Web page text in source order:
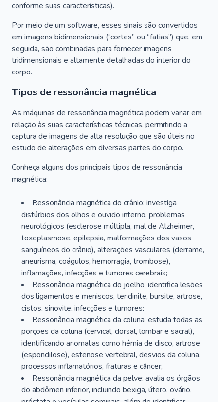
conforme suas características).
Por meio de um software, esses sinais são convertidos
em imagens bidimensionais (“cortes” ou “fatias”) que, em
seguida, são combinadas para fornecer imagens
tridimensionais e altamente detalhadas do interior do
corpo.
Tipos de ressonância magnética
As máquinas de ressonância magnética podem variar em
relação às suas características técnicas, permitindo a
captura de imagens de alta resolução que são úteis no
estudo de alterações em diversas partes do corpo.
Conheça alguns dos principais tipos de ressonância
magnética:
Ressonância magnética do crânio: investiga
distúrbios dos olhos e ouvido interno, problemas
neurológicos (esclerose múltipla, mal de Alzheimer,
toxoplasmose, epilepsia, malformações dos vasos
sanguíneos do crânio), alterações vasculares (derrame,
aneurisma, coágulos, hemorragia, trombose),
inflamações, infecções e tumores cerebrais;
Ressonância magnética do joelho: identifica lesões
dos ligamentos e meniscos, tendinite, bursite, artrose,
cistos, sinovite, infecções e tumores;
Ressonância magnética da coluna: estuda todas as
porções da coluna (cervical, dorsal, lombar e sacral),
identificando anomalias como hérnia de disco, artrose
(espondilose), estenose vertebral, desvios da coluna,
processos inflamatórios, fraturas e câncer;
Ressonância magnética da pelve: avalia os órgãos
do abdômen inferior, incluindo bexiga, útero, ovário,